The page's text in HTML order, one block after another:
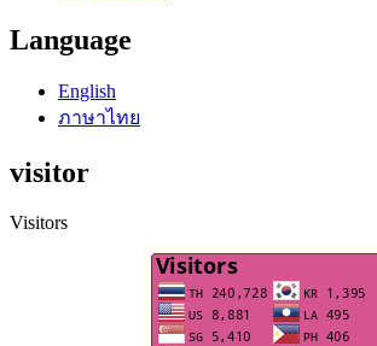
Language
English
ภาษาไทย
visitor
Visitors